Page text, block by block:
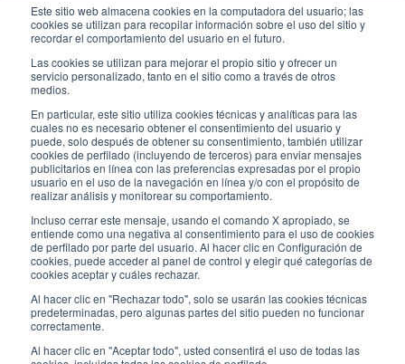
Este sitio web almacena cookies en la computadora del usuario; las
cookies se utilizan para recopilar información sobre el uso del sitio y
recordar el comportamiento del usuario en el futuro.
Las cookies se utilizan para mejorar el propio sitio y ofrecer un
servicio personalizado, tanto en el sitio como a través de otros
medios.
En particular, este sitio utiliza cookies técnicas y analíticas para las
cuales no es necesario obtener el consentimiento del usuario y
puede, solo después de obtener su consentimiento, también utilizar
cookies de perfilado (incluyendo de terceros) para enviar mensajes
publicitarios en línea con las preferencias expresadas por el propio
usuario en el uso de la navegación en línea y/o con el propósito de
realizar análisis y monitorear su comportamiento.
Incluso cerrar este mensaje, usando el comando X apropiado, se
entiende como una negativa al consentimiento para el uso de cookies
de perfilado por parte del usuario. Al hacer clic en Configuración de
cookies, puede acceder al panel de control y elegir qué categorías de
cookies aceptar y cuáles rechazar.
Al hacer clic en "Rechazar todo", solo se usarán las cookies técnicas
predeterminadas, pero algunas partes del sitio pueden no funcionar
correctamente.
Al hacer clic en "Aceptar todo", usted consentirá el uso de todas las
Tienda:
Lunes / Viernes
Subscríbete a nuestro boletín
Trabaja con nosotros
Los envases de Interfluid
Proyecto de transformación digital
MANT É GASE AL D ÍA